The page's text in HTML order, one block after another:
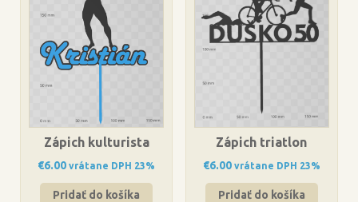
Zápich kulturista
€6.00 vrátane DPH 23%
Pridať do košíka
Zápich triatlon
€6.00 vrátane DPH 23%
Pridať do košíka